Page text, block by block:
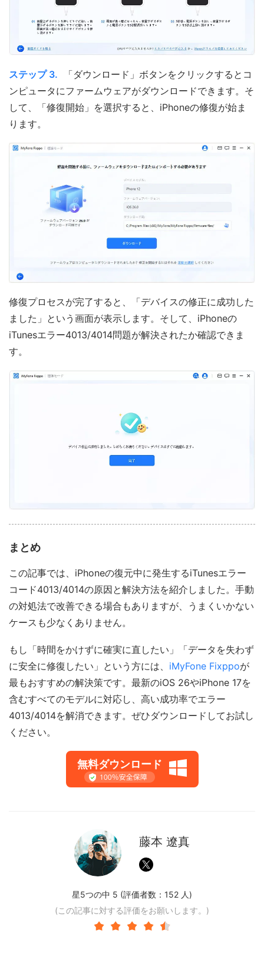
ステップ 3.
「ダウンロード」ボタンをクリックするとコ
ンピュータにファームウェアがダウンロードできます。そ
して、「修復開始」を選択すると、iPhoneの修復が始ま
ります。
修復プロセスが完了すると、「デバイスの修正に成功した
ました」という画面が表示します。そして、iPhoneの
iTunesエラー4013/4014問題が解決されたか確認できま
す。
まとめ
この記事では、iPhoneの復元中に発生するiTunesエラー
コード4013/4014の原因と解決方法を紹介しました。手動
の対処法で改善できる場合もありますが、うまくいかない
ケースも少なくありません。
もし「時間をかけずに確実に直したい」「データを失わず
に安全に修復したい」という方には、 iMyFone Fixppoが
最もおすすめの解決策です。最新のiOS 26やiPhone 17を
含むすべてのモデルに対応し、高い成功率でエラー
4013/4014を解消できます。ぜひダウンロードしてお試し
ください。
無料ダウンロード
藤本 遼真
星5つの中 5 (評価者数： 152 人)
(この記事に対する評価をお願いします。)